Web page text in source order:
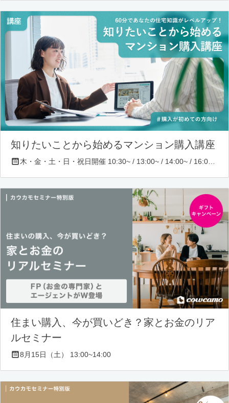
知りたいことから始めるマンション購入講座
住まい購入、今が買いどき？家とお金のリア
ルセミナー
8月15日（土） 13:00~14:00